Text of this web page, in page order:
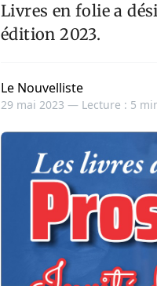
Livres en folie a
édition 2023.
Le Nouvelliste
29 mai 2023 — Lecture : 5